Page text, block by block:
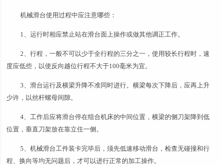
机械滑台使用过程中应注意哪些：
1、运行时相应禁止站在滑台面上操作或做其他调正工作。
2、行程，一般不可以少于全行程的三分之一，使用较长行程时，速
度应低些，以使反向越位行程不大于100毫米为宜。
3、滑台运行及横梁升降不准同时进行。横梁每次下降后，应再上升
少许，以丝杆螺母间隙。
4、工作后应将滑台停在组合机床的中间位置，横梁的侧刀架降到低
位置，垂直刀架放在靠立住一侧。
5、机械滑台工件装卡完毕后，须先低速移动滑台，检查无碰撞和行
程、换向等均无问题后，才可以进行正常的加工操作。